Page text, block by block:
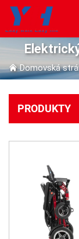
Domovská
PRODUKTY